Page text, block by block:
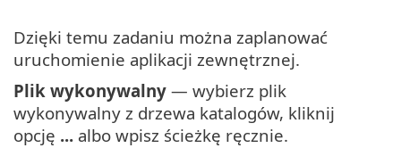
Dzięki temu zadaniu można zaplanować
uruchomienie aplikacji zewnętrznej.
Plik wykonywalny — wybierz plik
wykonywalny z drzewa katalogów, kliknij
opcję ... albo wpisz ścieżkę ręcznie.